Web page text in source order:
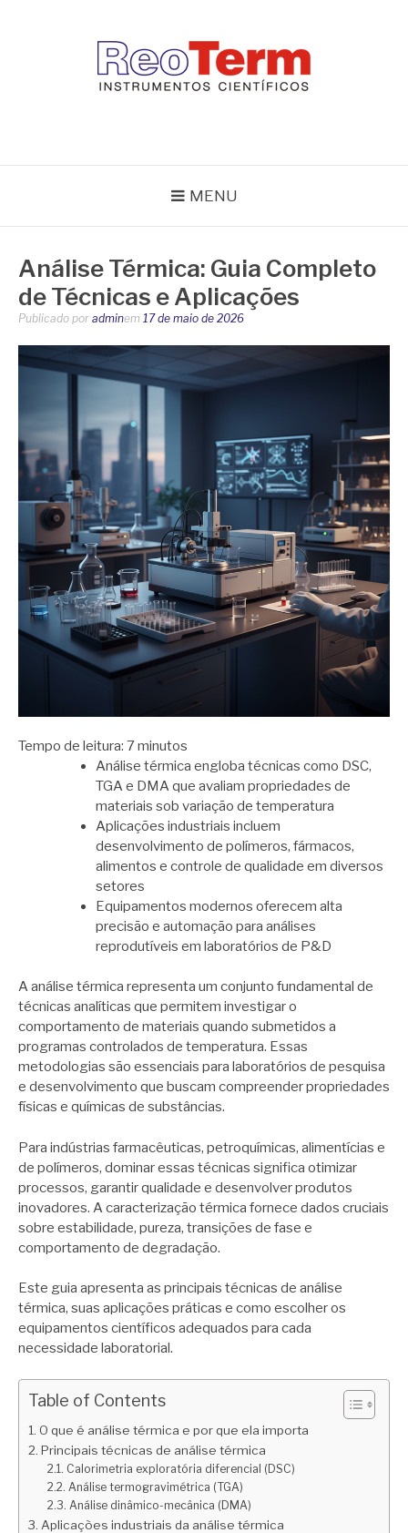
MENU
Análise Térmica: Guia Completo
de Técnicas e Aplicações
Publicado por adminem 17 de maio de 2026
Tempo de leitura: 7minutos
Análise térmica engloba técnicas como DSC,
TGA e DMA que avaliam propriedades de
materiais sob variação de temperatura
Aplicações industriais incluem
desenvolvimento de polímeros, fármacos,
alimentos e controle de qualidade em diversos
setores
Equipamentos modernos oferecem alta
precisão e automação para análises
reprodutíveis em laboratórios de P&D
A análise térmica representa um conjunto fundamental de
técnicas analíticas que permitem investigar o
comportamento de materiais quando submetidos a
programas controlados de temperatura. Essas
metodologias são essenciais para laboratórios de pesquisa
e desenvolvimento que buscam compreender propriedades
físicas e químicas de substâncias.
Para indústrias farmacêuticas, petroquímicas, alimentícias e
de polímeros, dominar essas técnicas significa otimizar
processos, garantir qualidade e desenvolver produtos
inovadores. A caracterização térmica fornece dados cruciais
sobre estabilidade, pureza, transições de fase e
comportamento de degradação.
Este guia apresenta as principais técnicas de análise
térmica, suas aplicações práticas e como escolher os
equipamentos científicos adequados para cada
necessidade laboratorial.
Table of Contents
O que é análise térmica e por que ela importa
Principais técnicas de análise térmica
Calorimetria exploratória diferencial (DSC)
Análise termogravimétrica (TGA)
Análise dinâmico-mecânica (DMA)
Aplicações industriais da análise térmica